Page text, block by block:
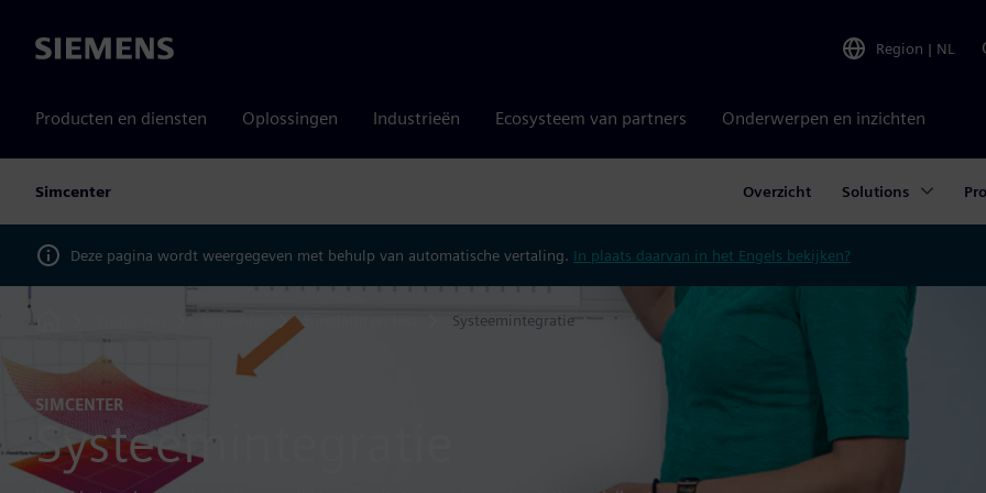
Siemens Region | NL
Producten en diensten Oplossingen Industrieën Ecosysteem van partners Onderwerpen en inzichten
Simcenter Overzicht Solutions
Deze pagina wordt weergegeven met behulp van automatische vertaling. In plaats daarvan in het Engels bekijken?
Home
Simulatie en test Systeemintegratie
SIMCENTER
Systeemintegratie